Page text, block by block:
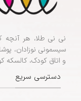
نی نی طلا، هر آنچه
سیسمونی نوزادان،
و اتاق کودک، کالسکه
دسترسی سریع